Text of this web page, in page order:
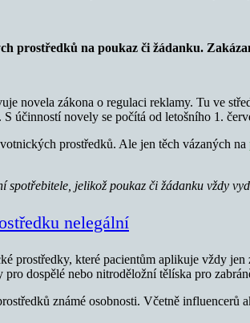
prostředků na poukaz či žádanku.
novela zákona o regulaci reklamy. Tu ve
účinností novely se počítá od letošního 1.
prostředků. Ale jen těch vázaných na
spotřebitele, jelikož poukaz či žádanku vždy
nelegální
prostředky, které pacientům aplikuje vždy
dospělé nebo nitroděložní tělíska pro
známé osobnosti. Včetně influencerů